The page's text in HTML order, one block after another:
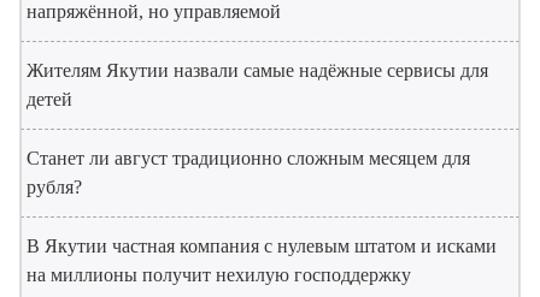
напряжённой, но управляемой
Жителям Якутии назвали самые надёжные сервисы для
детей
Станет ли август традиционно сложным месяцем для
рубля?
В Якутии частная компания с нулевым штатом и исками
на миллионы получит нехилую господдержку